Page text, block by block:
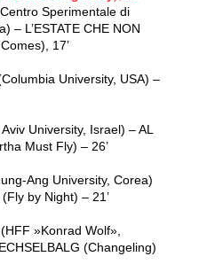
Sperimentale di
– L’ESTATE CHE NON
17’
University, USA) –
University, Israel) – AL
Must Fly) – 26’
Ang University, Corea)
by Night) – 21’
»Konrad Wolf»,
(Changeling)